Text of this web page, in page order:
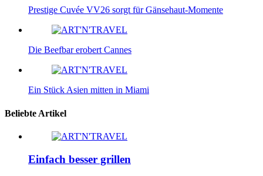
Prestige Cuvée VV26 sorgt für Gänsehaut-Momente
Die Beefbar erobert Cannes
Ein Stück Asien mitten in Miami
Beliebte Artikel
Einfach besser grillen